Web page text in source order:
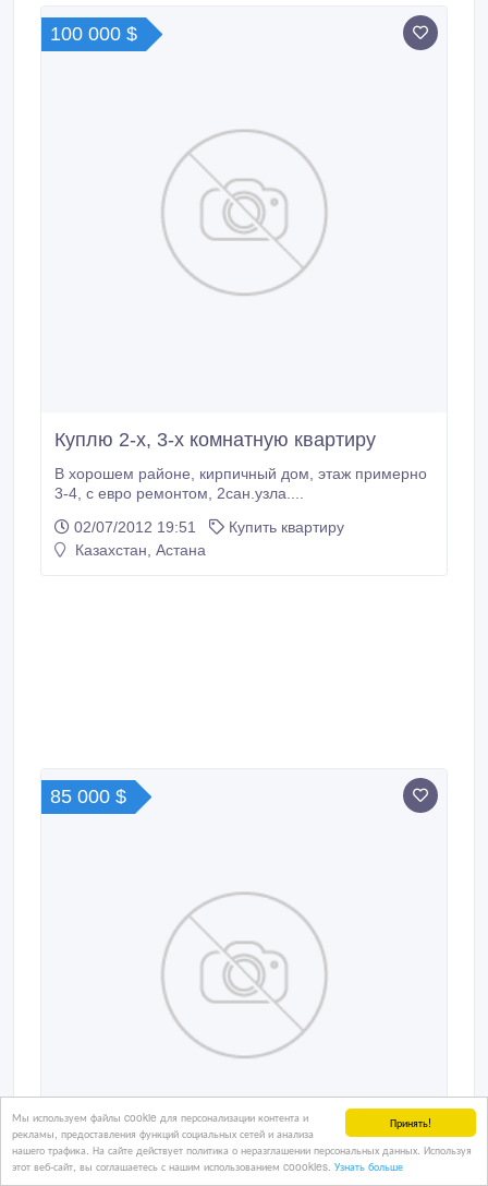
Принять!
Мы используем файлы cookie для персонализации контента и
рекламы, предоставления функций социальных сетей и анализа
нашего трафика. На сайте действует политика о неразглашении персональных данных. Используя
этот веб-сайт, вы соглашаетесь с нашим использованием coookies. Узнать больше
100 000 $
Куплю 2-х, 3-х комнатную квартиру
В хорошем районе, кирпичный дом, этаж примерно
3-4, с евро ремонтом, 2сан.узла....
02/07/2012 19:51
Купить квартиру
Казахстан, Астана
85 000 $